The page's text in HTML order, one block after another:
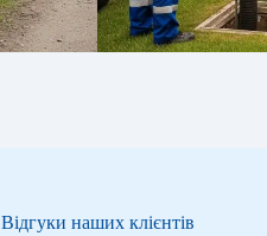
Відгуки наших клієнтів